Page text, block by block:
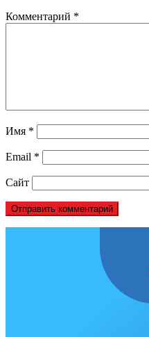
Комментарий *
Имя *
Email *
Сайт